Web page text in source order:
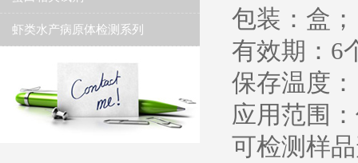
虾类水产病原体检测系列
包装：盒；
有效期：6
保存温度
应用范围
可检测样